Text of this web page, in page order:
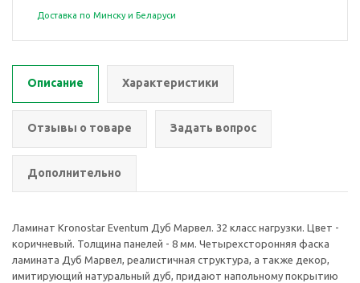
Доставка по Минску и Беларуси
Описание Характеристики
Отзывы о товаре Задать вопрос
Дополнительно
Ламинат Kronostar Eventum Дуб Марвел. 32 класс нагрузки. Цвет -
коричневый. Толщина панелей - 8 мм. Четырехсторонняя фаска
ламината Дуб Марвел, реалистичная структура, а также декор,
имитирующий натуральный дуб, придают напольному покрытию